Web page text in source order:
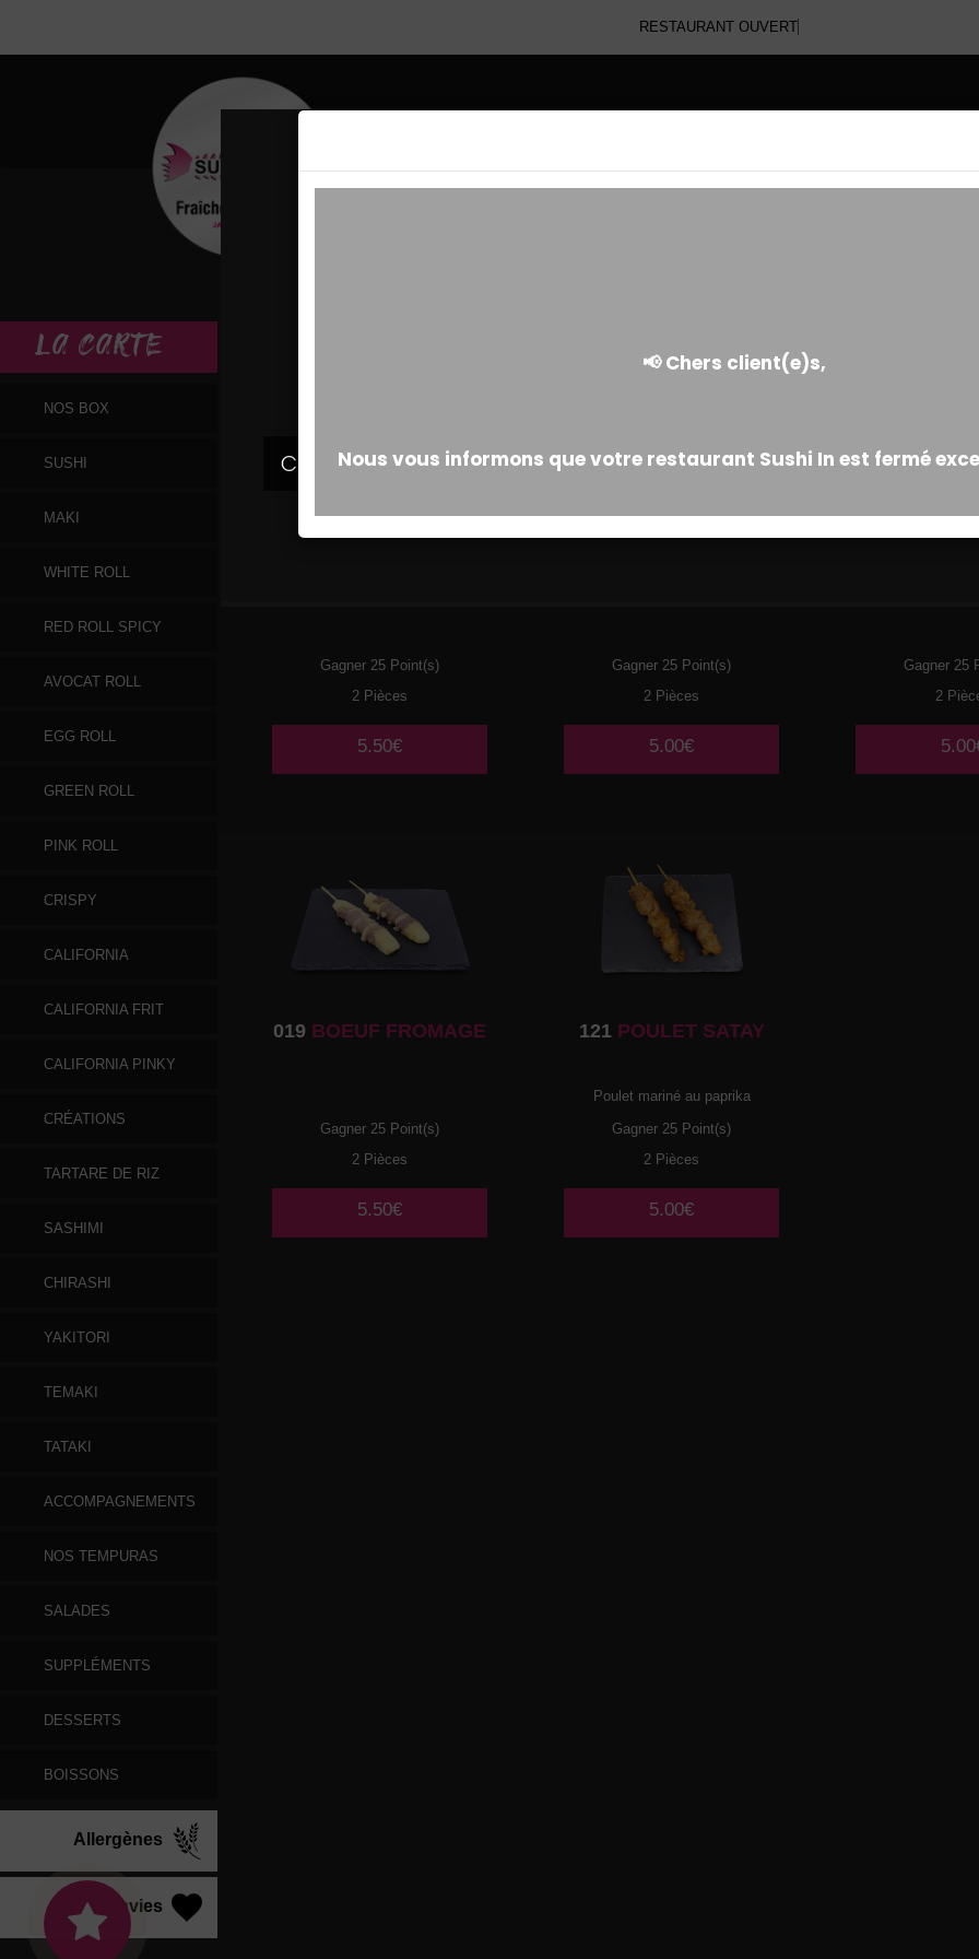
RESTAURANT OUVERT
LA CARTE
NOS BOX
SUSHI
MAKI
WHITE ROLL
RED ROLL SPICY
AVOCAT ROLL
EGG ROLL
GREEN ROLL
PINK ROLL
CRISPY
CALIFORNIA
CALIFORNIA FRIT
CALIFORNIA PINKY
CRÉATIONS
TARTARE DE RIZ
SASHIMI
CHIRASHI
YAKITORI
TEMAKI
TATAKI
ACCOMPAGNEMENTS
NOS TEMPURAS
SALADES
SUPPLÉMENTS
DESSERTS
BOISSONS
Allergènes
Vos Envies
Gagner 25 Point(s)
2 Pièces
5.50€
Gagner 25 Point(s)
2 Pièces
5.00€
Gagner 25
2
019 BOEUF FROMAGE
Gagner 25 Point(s)
2 Pièces
5.50€
121POULET SATAY
Poulet mariné au paprika
Gagner 25 Point(s)
2 Pièces
5.00€